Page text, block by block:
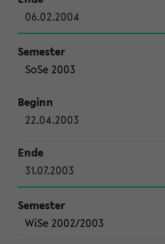
06.02.2004
SoSe 2003
22.04.2003
31.07.2003
WiSe 2002/2003